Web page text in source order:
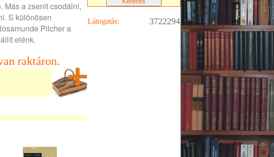
Más a zsenit csodálni,
S különösen
Pilcher a
elénk.
raktáron.
Látogatás: 3722294